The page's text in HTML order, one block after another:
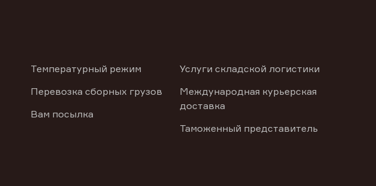
Температурный режим
Перевозка сборных грузов
Вам посылка
Услуги складской логистики
Международная курьерская
доставка
Таможенный представитель